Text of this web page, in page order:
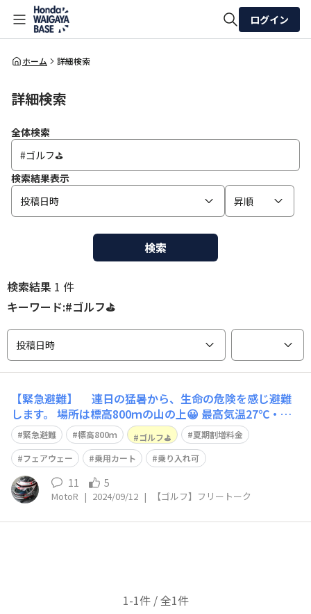
全体検索
ログイン
ホーム 詳細検索
詳細検索
全体検索
検索結果表示
投稿日時
昇順
検索
検索結果 1 件
キーワード:#ゴルフ⛳
投稿日時
【緊急避難】 連日の猛暑から、生命の危険を感じ避難
します。 場所は標高800ｍの山の上😀 最高気温27℃・最
低気温20℃、エアコンは必要ありません😄 今日も、ゴ
ルフ⛳をすることに🏌️‍♂️ お山のてっぺんにある、こちらの
欠点は 土日は満員御礼で、簡単に予約が取れません 下界
のゴルフ場が、夏期
緊急避難 標高800ｍ ゴルフ⛳
夏期割増料金
フェアウェー
乗用カート 乗り入れ可
11 5
MotoR | 2024/09/12 | 【ゴルフ】フリートーク
1-1件 / 全1件